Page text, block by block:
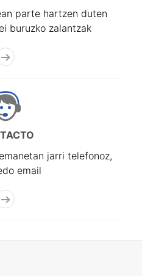
parte hartzen duten
buruzko zalantzak
jarri telefonoz,
email